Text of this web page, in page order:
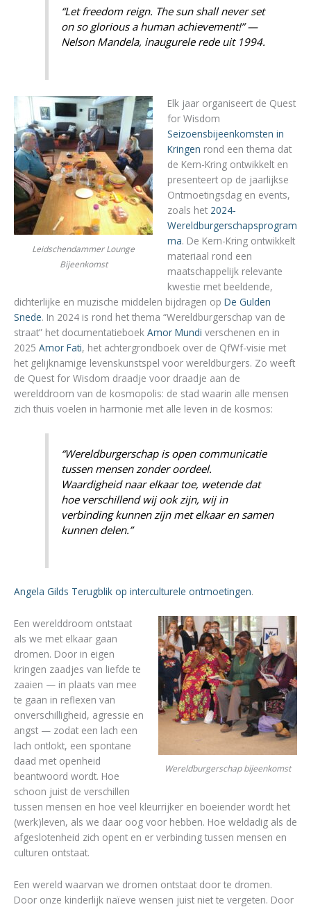
“Let freedom reign. The sun shall never set
on so glorious a human achievement!” —
Nelson Mandela, inaugurele rede uit 1994.
Leidschendammer Lounge
Bijeenkomst
Elk jaar organiseert de Quest
for Wisdom
Seizoensbijeenkomsten in
Kringen rond een thema dat
de Kern-Kring ontwikkelt en
presenteert op de jaarlijkse
Ontmoetingsdag en events,
zoals het 2024-
Wereldburgerschapsprogram
ma. De Kern-Kring ontwikkelt
materiaal rond een
maatschappelijk relevante
kwestie met beeldende,
dichterlijke en muzische middelen bijdragen op De Gulden
Snede. In 2024 is rond het thema “Wereldburgerschap van de
straat” het documentatieboek Amor Mundi verschenen en in
2025 Amor Fati, het achtergrondboek over de QfWf-visie met
het gelijknamige levenskunstspel voor wereldburgers. Zo weeft
de Quest for Wisdom draadje voor draadje aan de
werelddroom van de kosmopolis: de stad waarin alle mensen
zich thuis voelen in harmonie met alle leven in de kosmos:
“Wereldburgerschap is open communicatie
tussen mensen zonder oordeel.
Waardigheid naar elkaar toe, wetende dat
hoe verschillend wij ook zijn, wij in
verbinding kunnen zijn met elkaar en samen
kunnen delen.”
Angela Gilds Terugblik op interculturele ontmoetingen.
Wereldburgerschap bijeenkomst
Een werelddroom ontstaat
als we met elkaar gaan
dromen. Door in eigen
kringen zaadjes van liefde te
zaaien — in plaats van mee
te gaan in reflexen van
onverschilligheid, agressie en
angst — zodat een lach een
lach ontlokt, een spontane
daad met openheid
beantwoord wordt. Hoe
schoon juist de verschillen
tussen mensen en hoe veel kleurrijker en boeiender wordt het
(werk)leven, als we daar oog voor hebben. Hoe weldadig als de
afgeslotenheid zich opent en er verbinding tussen mensen en
culturen ontstaat.
Een wereld waarvan we dromen ontstaat door te dromen.
Door onze kinderlijk naïeve wensen juist niet te vergeten. Door